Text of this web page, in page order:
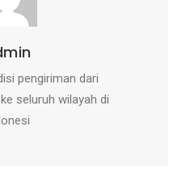
pengiriman dari
seluruh wilayah di